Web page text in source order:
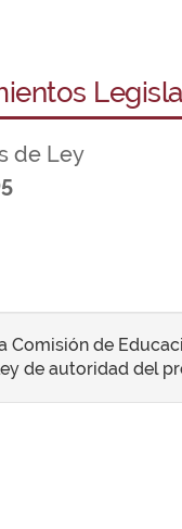
de Ley
Comisión de
de autoridad del